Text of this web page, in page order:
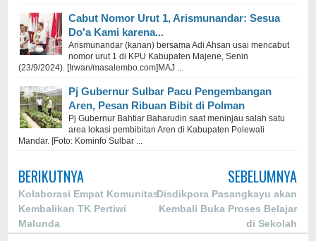
Cabut Nomor Urut 1, Arismunandar: Sesua
Do'a Kami karena...
Arismunandar (kanan) bersama Adi Ahsan usai mencabut
nomor urut 1 di KPU Kabupaten Majene, Senin
(23/9/2024). [Irwan/masalembo.com]MAJ ...
Pj Gubernur Sulbar Pacu Pengembangan
Aren, Pesan Ribuan Bibit di Polman
Pj Gubernur Bahtiar Baharudin saat meninjau salah satu
area lokasi pembibitan Aren di Kabupaten Polewali
Mandar. [Foto: Kominfo Sulbar ...
BERIKUTNYA
Kolaborasi Empat Komunitas
Kembalikan TK Pertiwi
Malunda
SEBELUMNYA
Disdikpora Pasangkayu akan
Kembali Buka Proses Belajar
di Sekolah